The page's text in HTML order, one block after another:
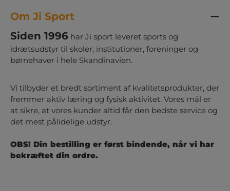
Om Ji Sport
Siden 1996 har Ji sport leveret sports og
idrætsudstyr til skoler, institutioner, foreninger og
børnehaver i hele Skandinavien.
Vi tilbyder et bredt sortiment af kvalitetsprodukter, der
fremmer aktiv læring og fysisk aktivitet. Vores mål er
at sikre, at vores kunder altid får den bedste service og
det mest pålidelige udstyr.
OBS! Din bestilling er først bindende, når vi har
bekræftet din ordre.